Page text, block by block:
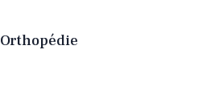
Orthopédie